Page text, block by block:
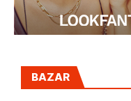
BAZAR